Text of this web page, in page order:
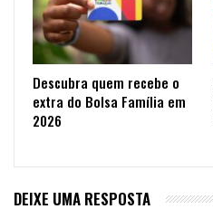
Descubra quem recebe o
extra do Bolsa Família em
2026
DEIXE UMA RESPOSTA